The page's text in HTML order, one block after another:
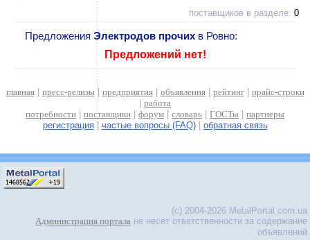
поставщиков в разделе: 0
Предложения Электродов прочих в Ровно:
Предложений нет!
главная| пресс-релизы | предприятия| объявления| рейтинг| прайс-строки
работа
потребности
поставщики форум словарь ГОСТы
партнеры
регистрация| частые вопросы (FAQ)| обратная связь
(c) 2004-2026 MetalPortal.com.ua
Администрация портала не несет ответственности за содержание
объявлений